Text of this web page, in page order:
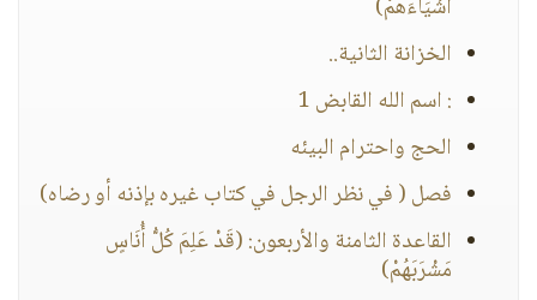
أَشْيَاءَهُمْ)
الخزانة الثانية..
: اسم الله القابض 1
الحج واحترام البيئه
فصل ( في نظر الرجل في كتاب غيره بإذنه أو رضاه)
القاعدة الثامنة والأربعون: (قَدْ عَلِمَ كُلُّ أُنَاسٍ
مَشْرَبَهُمْ)